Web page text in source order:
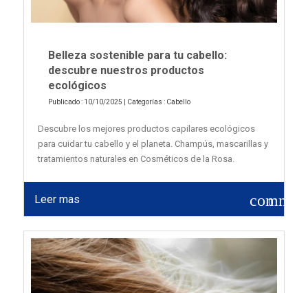
Belleza sostenible para tu cabello:
descubre nuestros productos
ecológicos
Publicado : 10/10/2025 | Categorías : Cabello
Descubre los mejores productos capilares ecológicos
para cuidar tu cabello y el planeta. Champús, mascarillas y
tratamientos naturales en Cosméticos de la Rosa.
Leer mas 0